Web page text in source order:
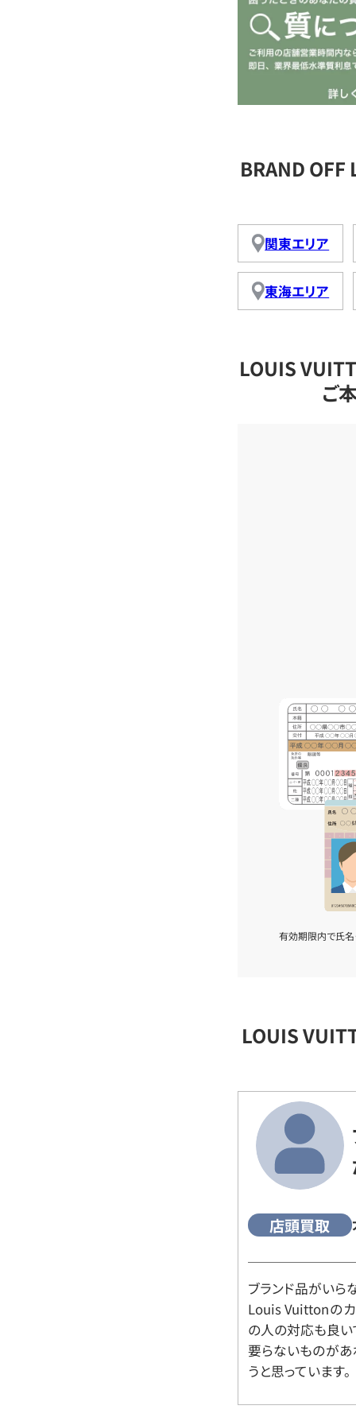
BRAND
関東エリア
東海エリア
LOUIS
ご
有効期限内で氏名
LOUIS
店頭買取
ブランド品がいら
Louis Vuittonの
の人の対応も良い
要らないものがあ
うと思っています。